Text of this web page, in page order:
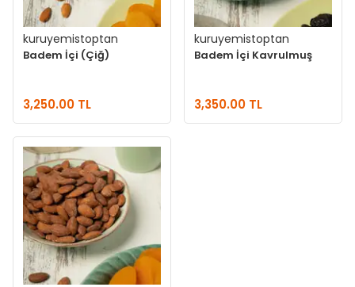
kuruyemistoptan
Badem İçi (Çiğ)
3,250.00 TL
kuruyemistoptan
Badem İçi Kavrulmuş
3,350.00 TL